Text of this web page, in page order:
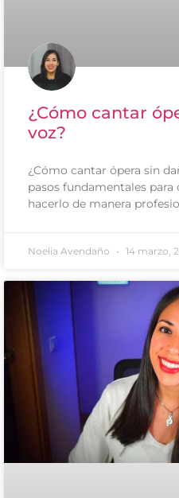
¿Cómo cantar
voz?
¿Cómo cantar ópera sin
pasos fundamentales
hacerlo de manera
Noelia Avendaño 14 marzo,